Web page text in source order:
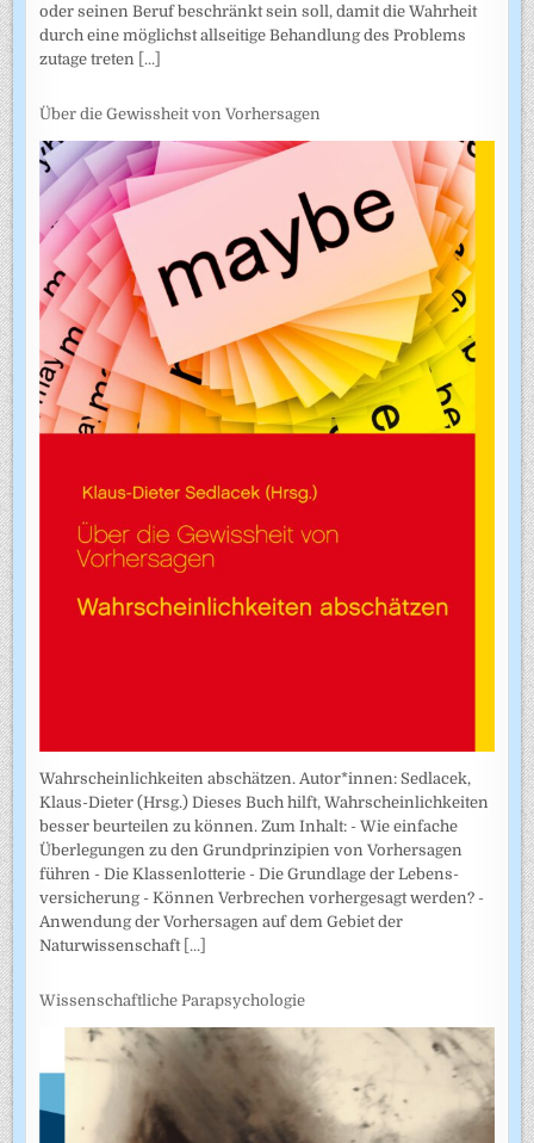
oder seinen Beruf beschränkt sein soll, damit die Wahrheit
durch eine möglichst allseitige Behandlung des Problems
zutage treten [...]
Über die Gewissheit von Vorhersagen
Wahrscheinlichkeiten abschätzen. Autor*innen: Sedlacek,
Klaus-Dieter (Hrsg.) Dieses Buch hilft, Wahrscheinlichkeiten
besser beurteilen zu können. Zum Inhalt: - Wie einfache
Überlegungen zu den Grundprinzipien von Vorhersagen
führen - Die Klassenlotterie - Die Grundlage der Lebens­
versicherung - Können Verbrechen vorhergesagt werden? -
Anwendung der Vorhersagen auf dem Gebiet der
Naturwissenschaft [...]
Wissenschaftliche Parapsychologie